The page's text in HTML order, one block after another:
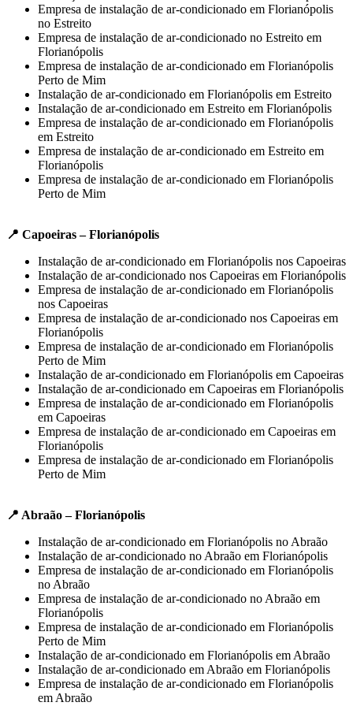
Empresa de instalação de ar-condicionado em Florianópolis
no Estreito
Empresa de instalação de ar-condicionado no Estreito em
Florianópolis
Empresa de instalação de ar-condicionado em Florianópolis
Perto de Mim
Instalação de ar-condicionado em Florianópolis em Estreito
Instalação de ar-condicionado em Estreito em Florianópolis
Empresa de instalação de ar-condicionado em Florianópolis
em Estreito
Empresa de instalação de ar-condicionado em Estreito em
Florianópolis
Empresa de instalação de ar-condicionado em Florianópolis
Perto de Mim
📍 Capoeiras – Florianópolis
Instalação de ar-condicionado em Florianópolis nos Capoeiras
Instalação de ar-condicionado nos Capoeiras em Florianópolis
Empresa de instalação de ar-condicionado em Florianópolis
nos Capoeiras
Empresa de instalação de ar-condicionado nos Capoeiras em
Florianópolis
Empresa de instalação de ar-condicionado em Florianópolis
Perto de Mim
Instalação de ar-condicionado em Florianópolis em Capoeiras
Instalação de ar-condicionado em Capoeiras em Florianópolis
Empresa de instalação de ar-condicionado em Florianópolis
em Capoeiras
Empresa de instalação de ar-condicionado em Capoeiras em
Florianópolis
Empresa de instalação de ar-condicionado em Florianópolis
Perto de Mim
📍 Abraão – Florianópolis
Instalação de ar-condicionado em Florianópolis no Abraão
Instalação de ar-condicionado no Abraão em Florianópolis
Empresa de instalação de ar-condicionado em Florianópolis
no Abraão
Empresa de instalação de ar-condicionado no Abraão em
Florianópolis
Empresa de instalação de ar-condicionado em Florianópolis
Perto de Mim
Instalação de ar-condicionado em Florianópolis em Abraão
Instalação de ar-condicionado em Abraão em Florianópolis
Empresa de instalação de ar-condicionado em Florianópolis
em Abraão